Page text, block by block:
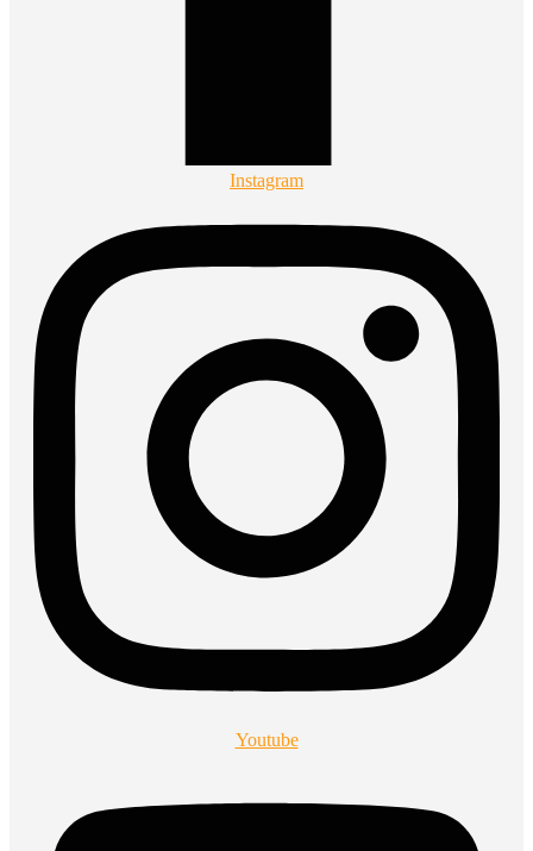
Instagram
Youtube